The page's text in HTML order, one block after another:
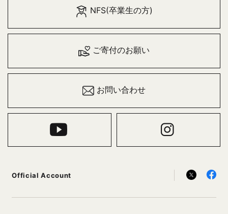
NFS(卒業生の方)
ご寄付のお願い
お問い合わせ
Official Account